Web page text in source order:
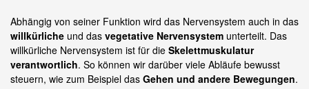
Abhängig von seiner Funktion wird das Nervensystem auch in das
willkürliche und das vegetative Nervensystem unterteilt. Das
willkürliche Nervensystem ist für die Skelettmuskulatur
verantwortlich. So können wir darüber viele Abläufe bewusst
steuern, wie zum Beispiel das Gehen und andere Bewegungen.